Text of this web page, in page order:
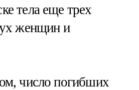
тела еще трех
женщин и
число погибших